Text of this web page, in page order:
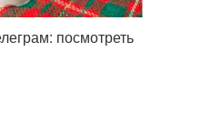
посмотреть